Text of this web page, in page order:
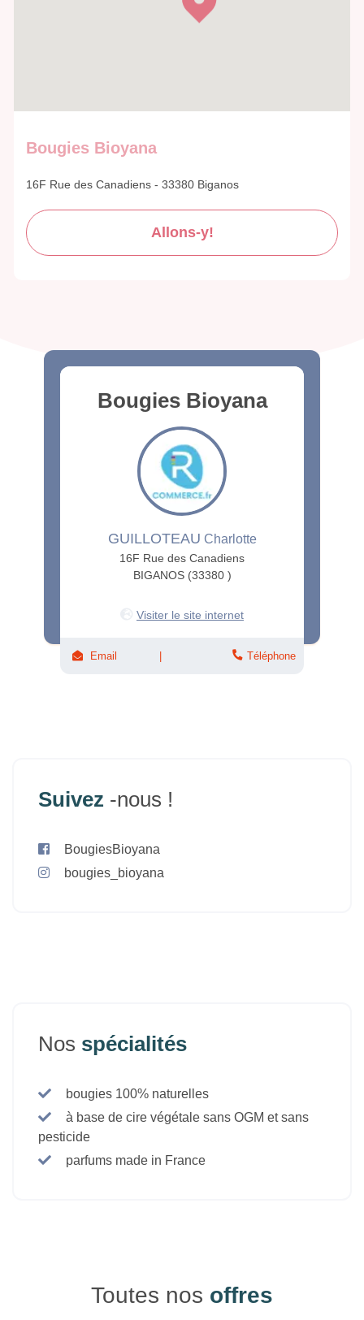
Bougies Bioyana
16F Rue des Canadiens - 33380 Biganos
Allons-y!
Bougies Bioyana
GUILLOTEAU Charlotte
16F Rue des Canadiens
BIGANOS (33380 )
Visiter le site internet
Email Téléphone
Suivez -nous !
BougiesBioyana
bougies_bioyana
Nos spécialités
bougies 100% naturelles
à base de cire végétale sans OGM et sans
pesticide
parfums made in France
Toutes nos offres